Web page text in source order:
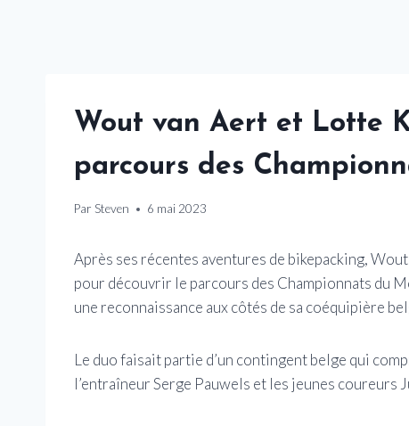
Wout van Aert et Lotte
parcours des
Par Steven 6 mai 2023
Après ses récentes aventures de bikepacking,
pour découvrir le parcours des Championnats du
une reconnaissance aux côtés de sa coéquipière
Le duo faisait partie d’un contingent belge qui
l’entraîneur Serge Pauwels et les jeunes coureurs